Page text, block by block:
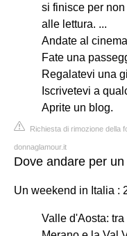
si finisce per
alle lettura. ...
Andate al
Fate una
Regalatevi una
Iscrivetevi a
Aprite un blog.
Richiesta di rimozione della
donnaglamour.it
Dove andare per
Un weekend in Italia :
Valle d'Aosta: